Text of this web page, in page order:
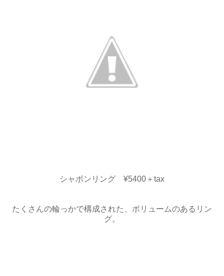
シャボンリング ¥5400＋tax
たくさんの輪っかで構成された、ボリュームのあるリン
グ。